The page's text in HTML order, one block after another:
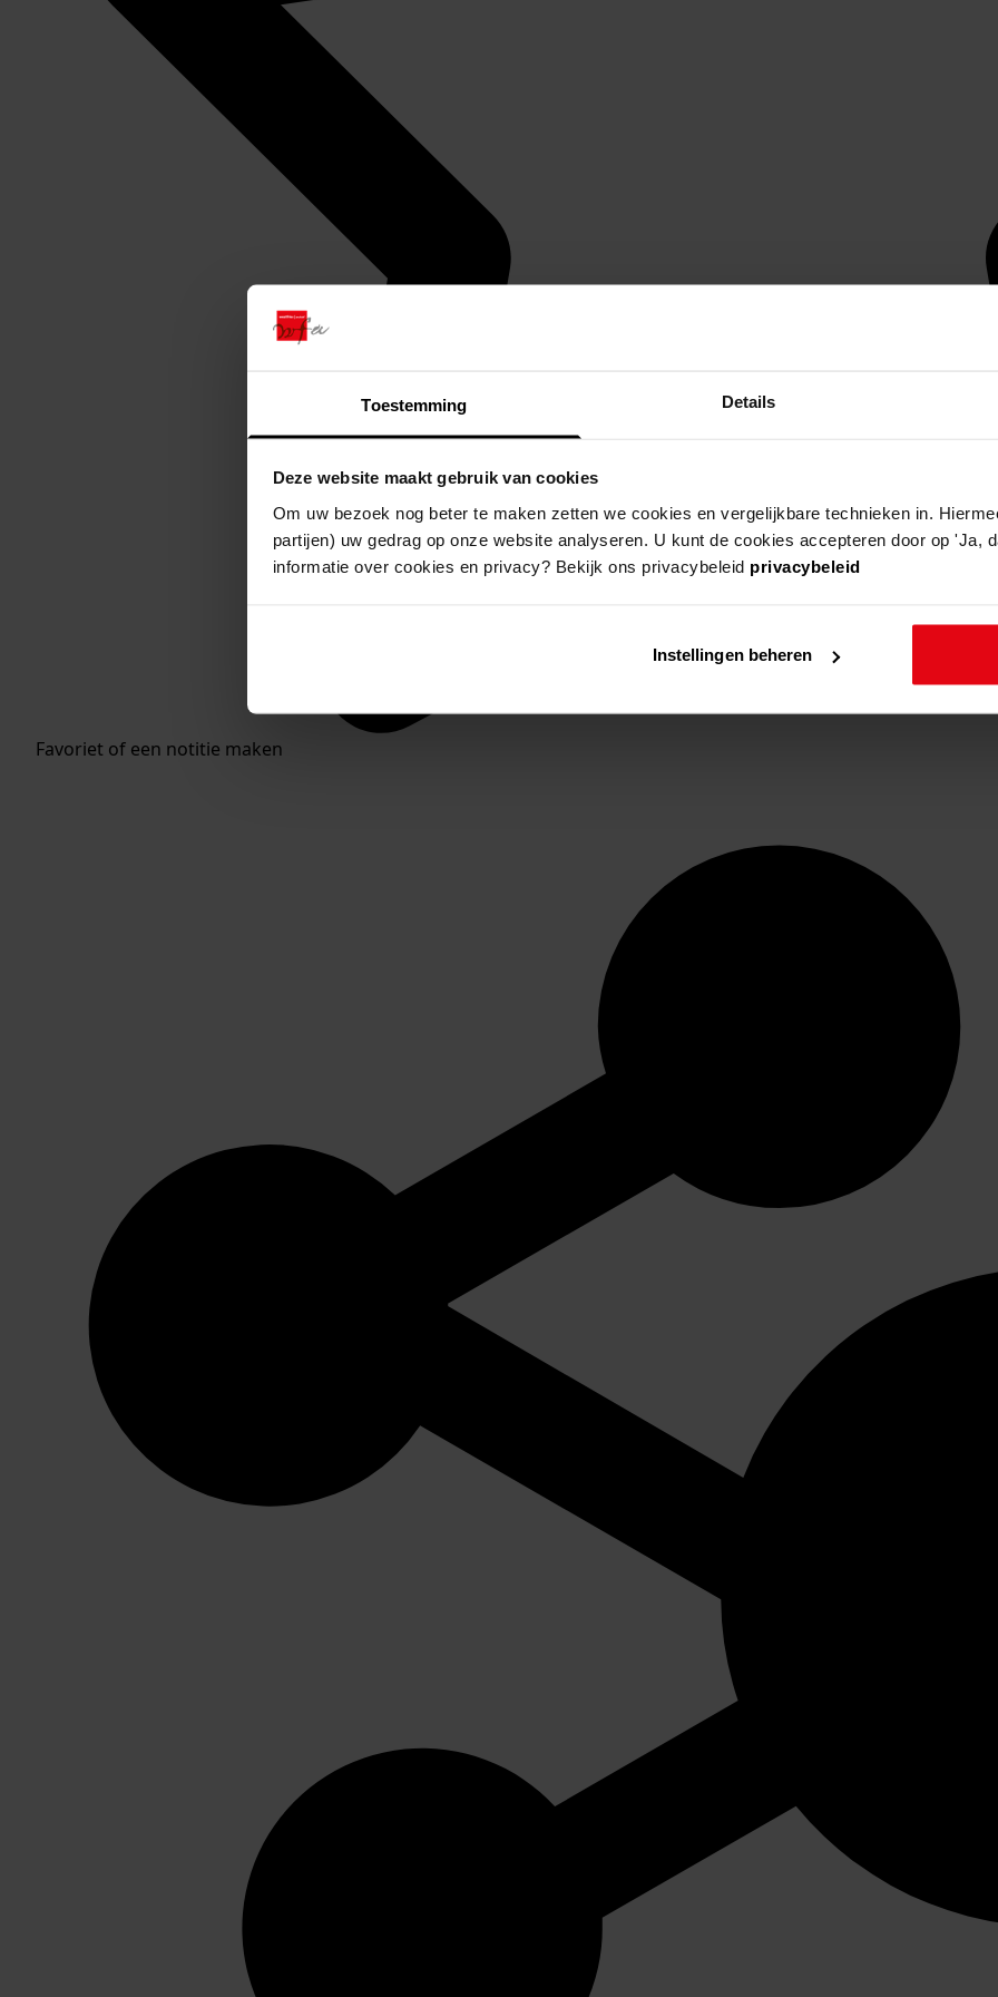
Toestemming Details
Deze website maakt gebruik van cookies
Om uw bezoek nog beter te maken zetten we cookies en vergelijkbare technieken in.
partijen) uw gedrag op onze website analyseren. U kunt de cookies accepteren door op 'Ja,
informatie over cookies en privacy? Bekijk ons privacybeleid privacybeleid
Instellingen beheren
Favoriet of een notitie maken